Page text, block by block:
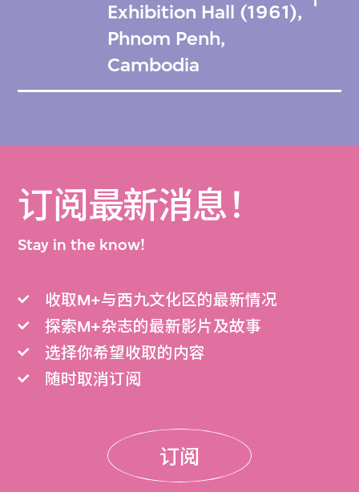
Exhibition Hall (1961),
Phnom Penh,
Cambodia
订阅最新消息！
Stay in the know!
收取M+与西九文化区的最新情况
探索M+杂志的最新影片及故事
选择你希望收取的内容
随时取消订阅
订阅